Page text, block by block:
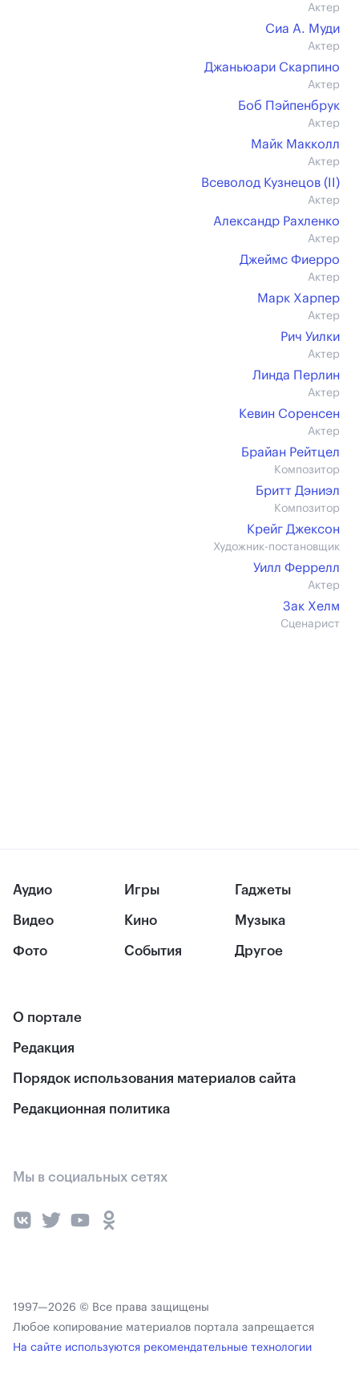
Актер
Сиа А. Муди
Актер
Джаньюари Скарпино
Актер
Боб Пэйпенбрук
Актер
Майк Макколл
Актер
Всеволод Кузнецов (II)
Актер
Александр Рахленко
Актер
Джеймс Фиерро
Актер
Марк Харпер
Актер
Рич Уилки
Актер
Линда Перлин
Актер
Кевин Соренсен
Актер
Брайан Рейтцел
Композитор
Бритт Дэниэл
Композитор
Крейг Джексон
Художник-постановщик
Уилл Феррелл
Актер
Зак Хелм
Сценарист
Аудио
Видео
Фото
Игры
Кино
События
Гаджеты
Музыка
Другое
О портале
Редакция
Порядок использования материалов сайта
Редакционная политика
Мы в социальных сетях
1997—2026 © Все права защищены
Любое копирование материалов портала запрещается
На сайте используются рекомендательные технологии